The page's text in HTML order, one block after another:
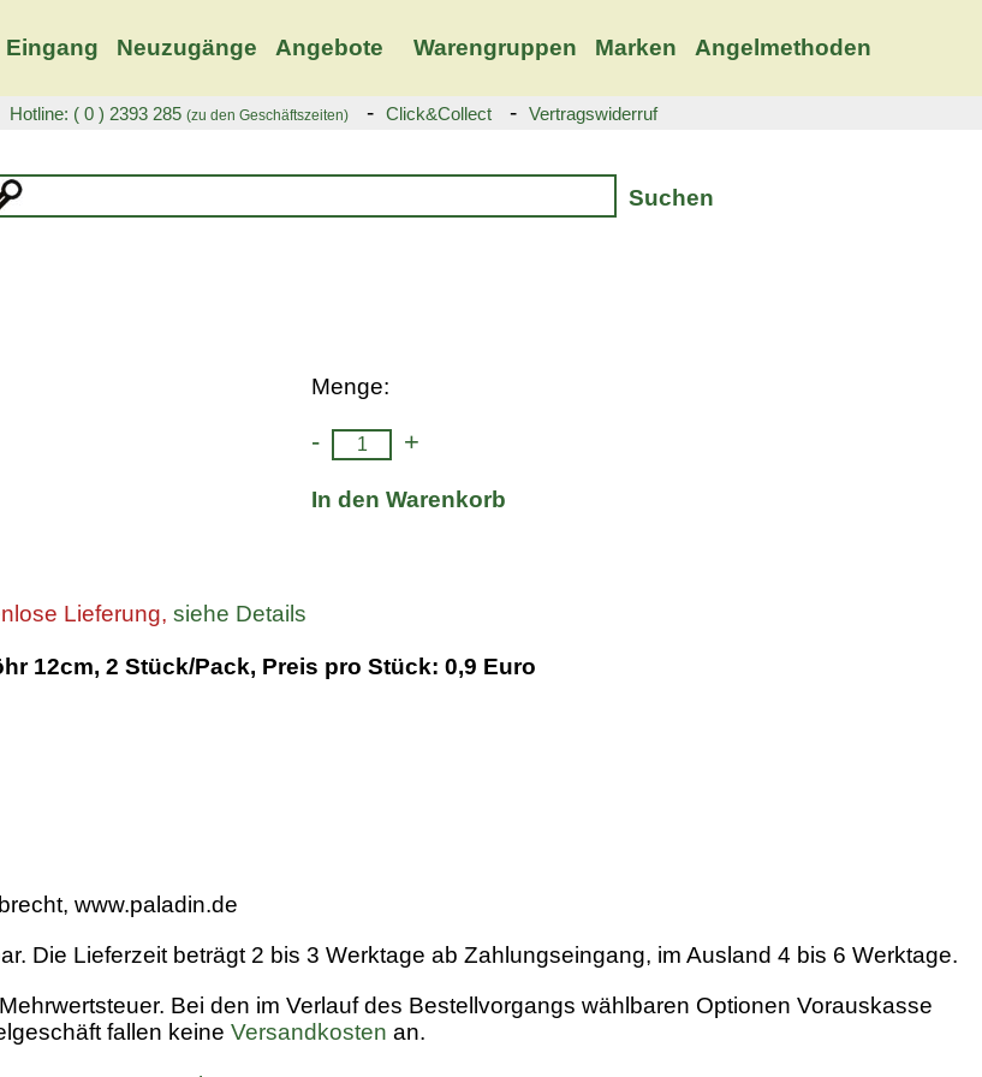
Eingang Neuzugänge Angebote Warengruppen Marken Angelmethoden
Hotline: ( 0 ) 2393 285 (zu den Geschäftszeiten) - Click&Collect - Vertragswiderruf
Suchen
Menge:
- +
In den Warenkorb
Lieferung, siehe Details
12cm, 2 Stück/Pack, Preis pro Stück: 0,9 Euro
www.paladin.de
Die Lieferzeit beträgt 2 bis 3 Werktage ab Zahlungseingang, im Ausland 4 bis 6 Werktage.
Bei den im Verlauf des Bestellvorgangs wählbaren Optionen Vorauskasse
fallen keine Versandkosten an.